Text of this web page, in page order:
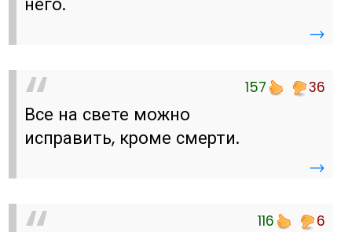
→
157 36
Все на свете можно
исправить, кроме смерти.
→
116 6